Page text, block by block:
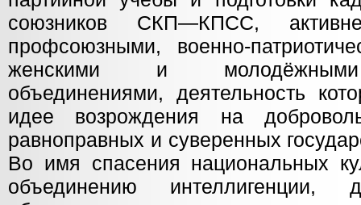
союзников СКП—КПСС,
профсоюзными, военно-
женскими и молодёжными
объединениями, деятельность
идее возрождения на
равноправных и суверенных
Во имя спасения национальных
объединению